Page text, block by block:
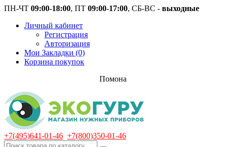
ПН-ЧТ 09:00-18:00, ПТ 09:00-17:00, СБ-ВС - выходные
Личный кабинет
Регистрация
Авторизация
Мои Закладки (0)
Корзина покупок
Помона
+7(495)641-01-46 +7(800)350-01-46